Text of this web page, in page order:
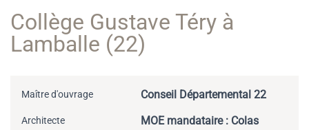
Collège Gustave Téry à
Lamballe (22)
Maître d'ouvrage Conseil Départemental 22
Architecte
MOE mandataire : Colas